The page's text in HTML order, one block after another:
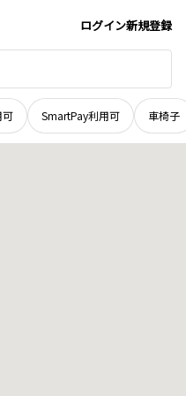
ログイン新規登録
可 SmartPay利用可 車椅子